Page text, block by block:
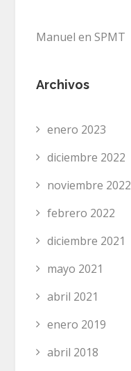
Manuel enSPMT
Archivos
enero 2023
diciembre 2022
noviembre 2022
febrero 2022
diciembre 2021
mayo 2021
abril 2021
enero 2019
abril 2018